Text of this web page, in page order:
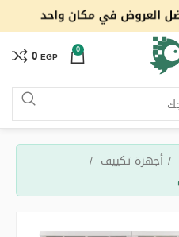
0
0EGP
أجهزة تكييف